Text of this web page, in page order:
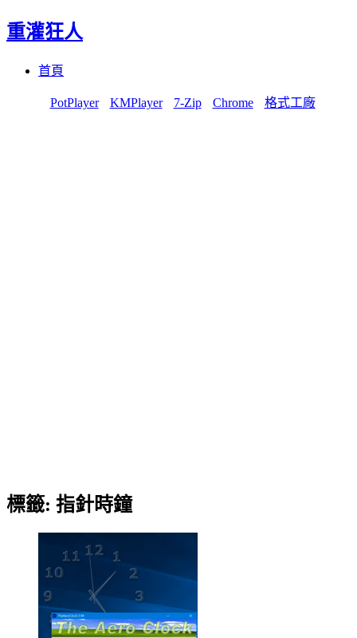
重灌狂人
首頁
PotPlayer KMPlayer 7-Zip Chrome 格式工廠
標籤: 指針時鐘